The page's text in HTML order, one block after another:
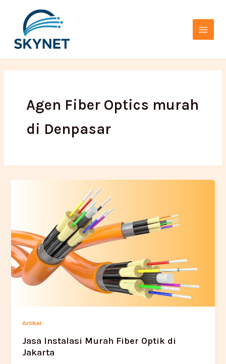
konten
Menu
Agen Fiber Optics murah
di Denpasar
Artikel
Jasa Instalasi Murah Fiber Optik di
Jakarta